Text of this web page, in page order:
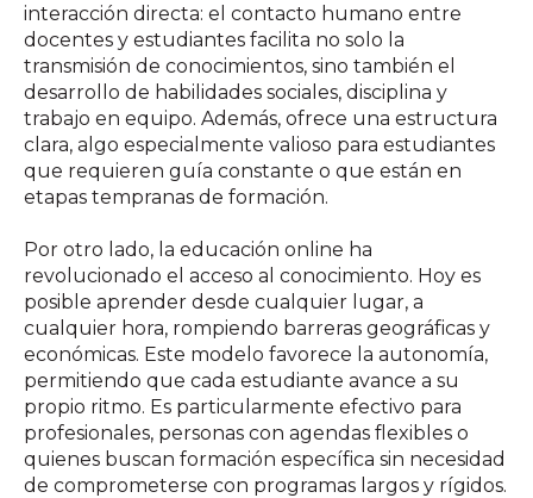
interacción directa: el contacto humano entre
docentes y estudiantes facilita no solo la
transmisión de conocimientos, sino también el
desarrollo de habilidades sociales, disciplina y
trabajo en equipo. Además, ofrece una estructura
clara, algo especialmente valioso para estudiantes
que requieren guía constante o que están en
etapas tempranas de formación.
Por otro lado, la educación online ha
revolucionado el acceso al conocimiento. Hoy es
posible aprender desde cualquier lugar, a
cualquier hora, rompiendo barreras geográficas y
económicas. Este modelo favorece la autonomía,
permitiendo que cada estudiante avance a su
propio ritmo. Es particularmente efectivo para
profesionales, personas con agendas flexibles o
quienes buscan formación específica sin necesidad
de comprometerse con programas largos y rígidos.